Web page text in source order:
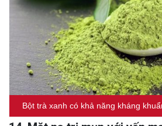
Bột trà xanh có khả năng kháng